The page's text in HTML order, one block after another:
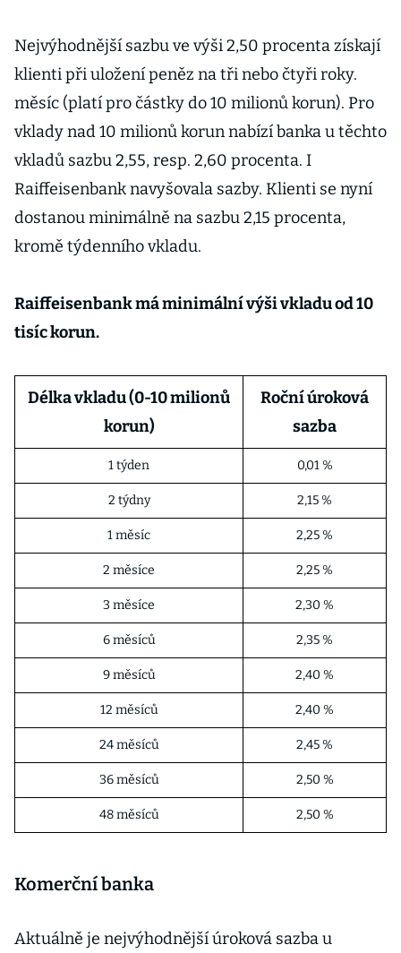
Nejvýhodnější sazbu ve výši 2,50 procenta získají
klienti při uložení peněz na tři nebo čtyři roky.
měsíc (platí pro částky do 10 milionů korun). Pro
vklady nad 10 milionů korun nabízí banka u těchto
vkladů sazbu 2,55, resp. 2,60 procenta. I
Raiffeisenbank navyšovala sazby. Klienti se nyní
dostanou minimálně na sazbu 2,15 procenta,
kromě týdenního vkladu.
Raiffeisenbank má minimální výši vkladu od 10
tisíc korun.
Délka vkladu (0-10 milionů
korun)
Roční úroková
sazba
1 týden 0,01 %
2 týdny 2,15 %
1 měsíc 2,25 %
2 měsíce 2,25 %
3 měsíce 2,30 %
6 měsíců 2,35 %
9 měsíců 2,40 %
12 měsíců 2,40 %
24 měsíců 2,45 %
36 měsíců 2,50 %
48 měsíců 2,50 %
Komerční banka
Aktuálně je nejvýhodnější úroková sazba u